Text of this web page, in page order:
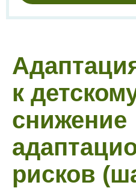
к
снижение
рисков